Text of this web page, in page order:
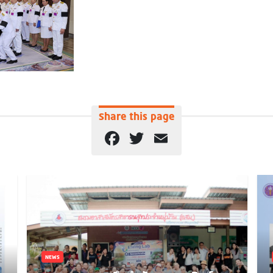
Share this page
Facebook
Twitter
NEWS